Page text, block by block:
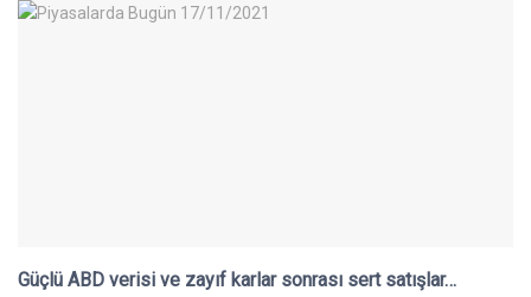
Güçlü ABD verisi ve zayıf karlar sonrası sert satışlar…